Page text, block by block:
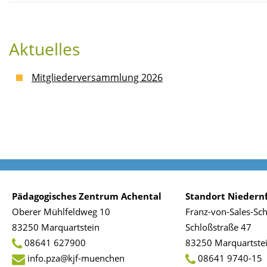
Aktuelles
Mitgliederversammlung 2026
Pädagogisches Zentrum Achental
Oberer Mühlfeldweg 10
83250 Marquartstein
08641 627900
info.pza@kjf-muenchen
Standort
Franz-von-Sales-
Schloßstraße 47
83250
08641 9740-15